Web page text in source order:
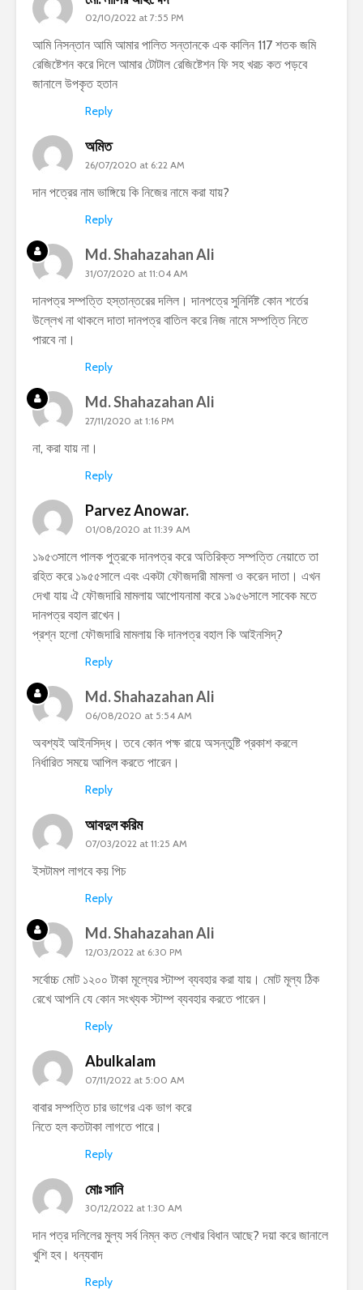
02/10/2022 at 7:55 PM
আমি নিসন্তান আমি আমার পালিত সন্তানকে এক কালিন 117 শতক জমি
রেজিষ্টেশন করে দিলে আমার টোটাল রেজিষ্টেশন ফি সহ খরচ কত পড়বে
জানালে উপকৃত হতান
Reply
অমিত
26/07/2020 at 6:22 AM
দান পত্রের নাম ভাঙ্গিয়ে কি নিজের নামে করা যায়?
Reply
Md. Shahazahan Ali
31/07/2020 at 11:04 AM
দানপত্র সম্পত্তি হস্তান্তরের দলিল। দানপত্রে সুনির্দিষ্ট কোন শর্তের
উল্লেখ না থাকলে দাতা দানপত্র বাতিল করে নিজ নামে সম্পত্তি নিতে
পারবে না।
Reply
Md. Shahazahan Ali
27/11/2020 at 1:16 PM
না, করা যায় না।
Reply
Parvez Anowar.
01/08/2020 at 11:39 AM
১৯৫৩সালে পালক পুত্রকে দানপত্র করে অতিরিক্ত সম্পত্তি নেয়াতে তা
রহিত করে ১৯৫৫সালে এবং একটা ফৌজদারী মামলা ও করেন দাতা। এখন
দেখা যায় ঐ ফৌজদারি মামলায় আপোযনামা করে ১৯৫৬সালে সাবেক মতে
দানপত্র বহাল রাখেন।
প্রশ্ন হলো ফৌজদারি মামলায় কি দানপত্র বহাল কি আইনসিদ্?
Reply
Md. Shahazahan Ali
06/08/2020 at 5:54 AM
অবশ্যই আইনসিদ্ধ। তবে কোন পক্ষ রায়ে অসন্তুষ্টি প্রকাশ করলে
নির্ধারিত সময়ে আপিল করতে পারেন।
Reply
আবদুল করিম
07/03/2022 at 11:25 AM
ইসটামপ লাগবে কয় পিচ
Reply
Md. Shahazahan Ali
12/03/2022 at 6:30 PM
সর্বোচ্চ মোট ১২০০ টাকা মূল্যের স্টাম্প ব্যবহার করা যায়। মোট মূল্য ঠিক
রেখে আপনি যে কোন সংখ্যক স্টাম্প ব্যবহার করতে পারেন।
Reply
Abulkalam
07/11/2022 at 5:00 AM
বাবার সম্পত্তি চার ভাগের এক ভাগ করে
নিতে হল কতটাকা লাগতে পারে।
Reply
মোঃ সানি
30/12/2022 at 1:30 AM
দান পত্র দলিলের মুল্য সর্ব নিম্ন কত লেখার বিধান আছে? দয়া করে জানালে
খুশি হব। ধন্যবাদ
Reply